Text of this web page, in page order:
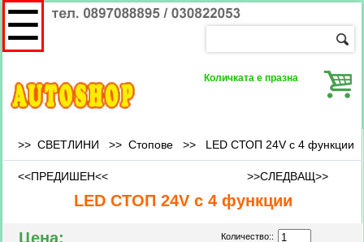
Количката е празна
☰
>> СВЕТЛИНИ >> Стопове >> LED СТОП 24V с 4 функции
<<ПРЕДИШЕН<< >>СЛЕДВАЩ>>
LED СТОП 24V с 4 функции
Цена:
Количество::